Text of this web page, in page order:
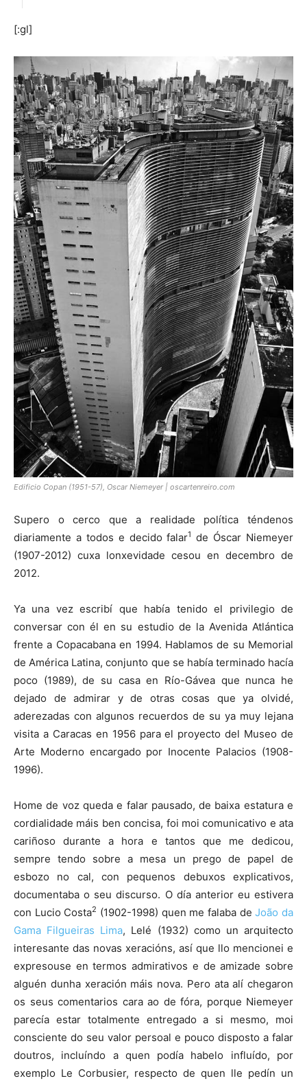
[:gl]
Edificio Copan (1951-57), Oscar Niemeyer | oscartenreiro.com
Supero o cerco que a realidade política téndenos
diariamente a todos e decido falar1 de Óscar Niemeyer
(1907-2012) cuxa lonxevidade cesou en decembro de
2012.
Ya una vez escribí que había tenido el privilegio de
conversar con él en su estudio de la Avenida Atlántica
frente a Copacabana en 1994. Hablamos de su Memorial
de América Latina, conjunto que se había terminado hacía
poco (1989), de su casa en Río-Gávea que nunca he
dejado de admirar y de otras cosas que ya olvidé,
aderezadas con algunos recuerdos de su ya muy lejana
visita a Caracas en 1956 para el proyecto del Museo de
Arte Moderno encargado por Inocente Palacios (1908-
1996).
Home de voz queda e falar pausado, de baixa estatura e
cordialidade máis ben concisa, foi moi comunicativo e ata
cariñoso durante a hora e tantos que me dedicou,
sempre tendo sobre a mesa un prego de papel de
esbozo no cal, con pequenos debuxos explicativos,
documentaba o seu discurso. O día anterior eu estivera
con Lucio Costa2 (1902-1998) quen me falaba deJoão da
Gama Filgueiras Lima, Lelé (1932) como un arquitecto
interesante das novas xeracións, así que llo mencionei e
expresouse en termos admirativos e de amizade sobre
alguén dunha xeración máis nova. Pero ata alí chegaron
os seus comentarios cara ao de fóra, porque Niemeyer
parecía estar totalmente entregado a si mesmo, moi
consciente do seu valor persoal e pouco disposto a falar
doutros, incluíndo a quen podía habelo influído, por
exemplo Le Corbusier, respecto de quen lle pedín un